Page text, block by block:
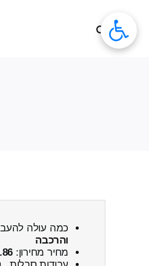
כמה עולה
והרכבה
מחיר מחירון: